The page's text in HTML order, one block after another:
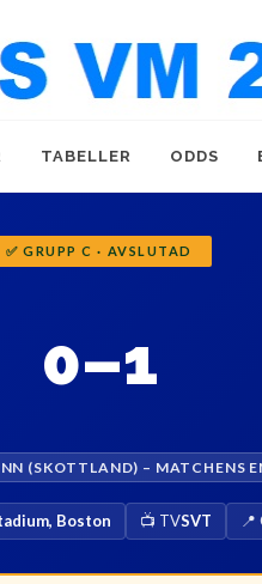
TABELLER ODDS
✅ GRUPP C · AVSLUTAD
0–1
(SKOTTLAND) – MATCHENS
Boston 📺 TVSVT 📍